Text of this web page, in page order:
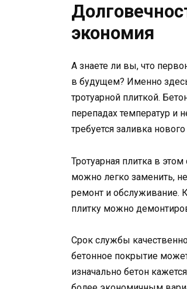
экономия
А знаете ли вы, что
в будущем? Именно
тротуарной плиткой.
перепадах температур и
требуется заливка нового
Тротуарная плитка в
можно легко заменить,
ремонт и обслуживание.
плитку можно
Срок службы
бетонное покрытие
изначально бетон